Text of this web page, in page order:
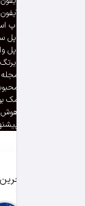
آیفون ۱۶
اپ
اپل
اپل
ایرتگ
مک
هوش